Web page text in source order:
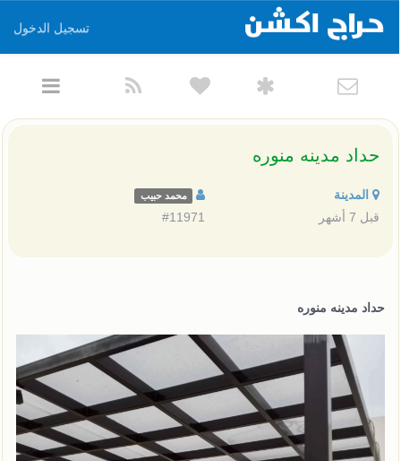
تسجيل الدخول
حداد مدينه منوره
المدينة محمد حبيب
قبل 7 أشهر #11971
حداد مدينه منوره